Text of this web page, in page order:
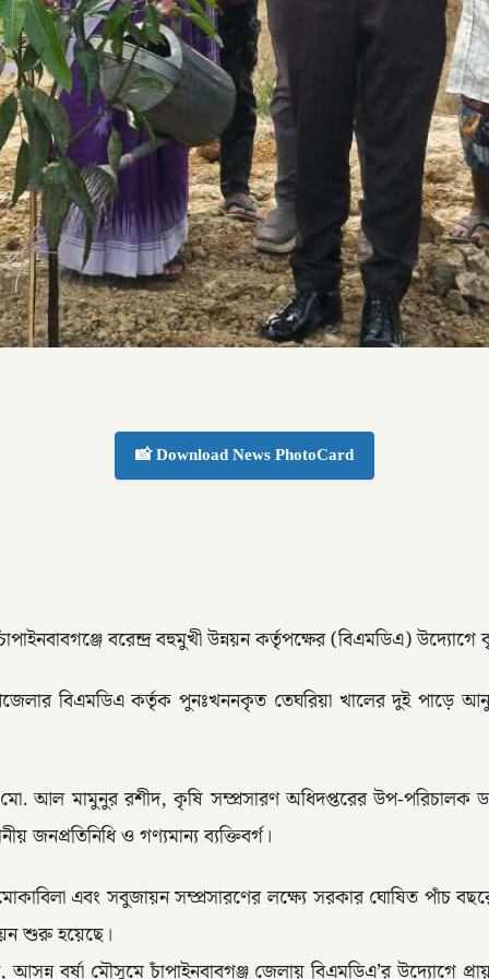
📸 Download News PhotoCard
বরেন্দ্র বহুমুখী উন্নয়ন কর্তৃপক্ষের (বিএমডিএ)
বিএমডিএ কর্তৃক পুনঃখননকৃত তেঘরিয়া খালের দুই পাড়ে
মো. আল মামুনুর রশীদ, কৃষি সম্প্রসারণ অধিদপ্তরের উপ-পরিচালক
ও গণ্যমান্য ব্যক্তিবর্গ।
এবং সবুজায়ন সম্প্রসারণের লক্ষ্যে সরকার ঘোষিত পাঁচ
শুরু হয়েছে।
বর্ষা মৌসুমে চাঁপাইনবাবগঞ্জ জেলায় বিএমডিএ’র উদ্যোগে